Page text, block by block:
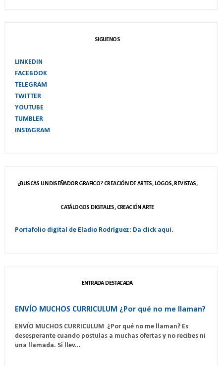
SIGUENOS
LINKEDIN
FACEBOOK
TELEGRAM
TWITTER
YOUTUBE
TUMBLER
INSTAGRAM
¿BUSCAS UN DISEÑADOR GRAFICO? CREACIÓN DE ARTES, LOGOS, REVISTAS,
CATÁLOGOS DIGITALES, CREACIÓN ARTE
Portafolio digital de Eladio Rodríguez: Da click aqui.
ENTRADA DESTACADA
ENVÍO MUCHOS CURRICULUM ¿Por qué no me llaman?
ENVÍO MUCHOS CURRICULUM ¿Por qué no me llaman? Es
desesperante cuando postulas a muchas ofertas y no recibes ni
una llamada. Si llev...